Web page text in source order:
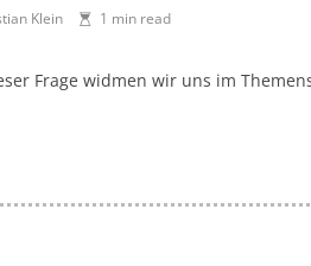
Klein 1 min read
Frage widmen wir uns im